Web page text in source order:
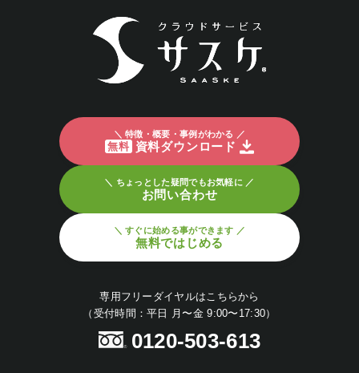
＼ 特徴・概要・事例がわかる ／
無料 資料ダウンロード
＼ ちょっとした疑問でもお気軽に ／
お問い合わせ
＼ すぐに始める事ができます ／
無料ではじめる
専用フリーダイヤルはこちらから
（受付時間：平日 月〜金 9:00〜17:30）
0120-503-613